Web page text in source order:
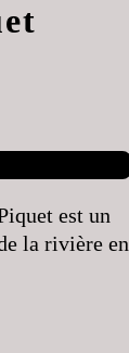
est un
la rivière en